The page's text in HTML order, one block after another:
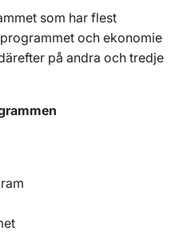
som har flest
och ekonomie
på andra och tredje